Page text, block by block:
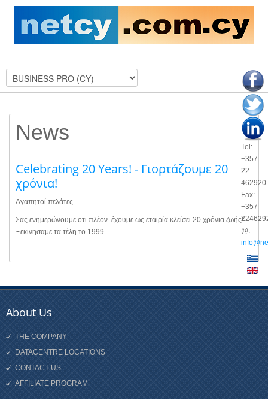
Tel:
+357
22
462920
Fax:
+357
@:
News
Celebrating 20 Years! - Γιορτάζουμε 20
χρόνια!
Αγαπητοί πελάτες
Σας ενημερώνουμε οτι πλέον έχουμε ως εταιρία κλείσει 20 χρόνια ζωής!
Ξεκινησαμε τα τέλη το 1999
About Us
THE COMPANY
DATACENTRE LOCATIONS
CONTACT US
AFFILIATE PROGRAM